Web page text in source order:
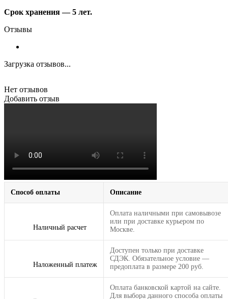
Срок хранения — 5 лет.
Отзывы
Загрузка отзывов...
Нет отзывов
Добавить отзыв
Способ оплаты Описание
Наличный расчет
Оплата наличными при самовывозе
или при доставке курьером по
Москве.
Наложенный платеж
Доступен только при доставке
СДЭК. Обязательное условие —
предоплата в размере 200 руб.
Оплата банковской картой на сайте.
Для выбора данного способа оплаты